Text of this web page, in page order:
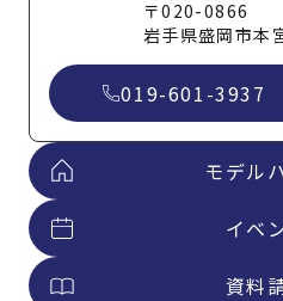
〒020-0866
岩手県盛岡市本
019-601-3937
モデル
イベ
資料